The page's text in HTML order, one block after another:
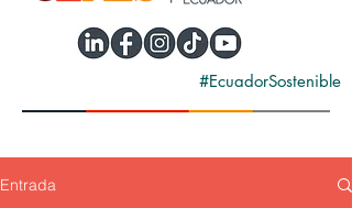
#EcuadorSostenible
Entrada